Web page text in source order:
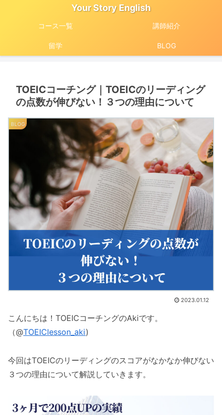
Your Story English
コース一覧 講師紹介
留学 BLOG
TOEICコーチング｜TOEICのリーディング
の点数が伸びない！３つの理由について
BLOG
2023.01.12
こんにちは！TOEICコーチングのAkiです。
（@TOEIClesson_aki)
今回はTOEICのリーディングのスコアがなかなか伸びない
３つの理由について解説していきます。